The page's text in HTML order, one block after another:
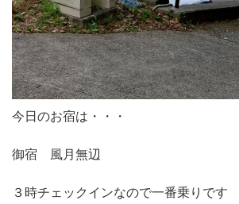
今日のお宿は・・・
御宿 風月無辺
３時チェックインなので一番乗りです